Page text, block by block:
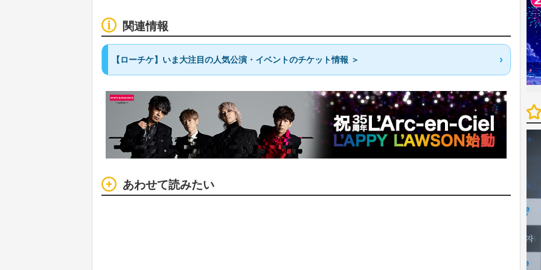
関連情報
【ローチケ】いま大注目の人気公演・イベントのチケット情報 ＞
あわせて読みたい